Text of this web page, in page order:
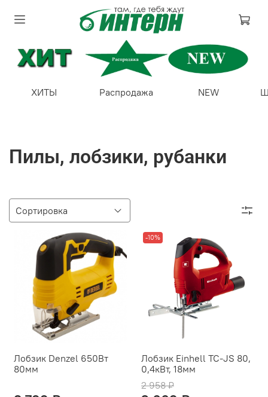
ХИТЫ Распродажа NEW
Пилы, лобзики, рубанки
Лобзик Denzel 650Вт
80мм
-10%
Лобзик Einhell TC-JS 80,
0,4кВт, 18мм
2 958 ₽